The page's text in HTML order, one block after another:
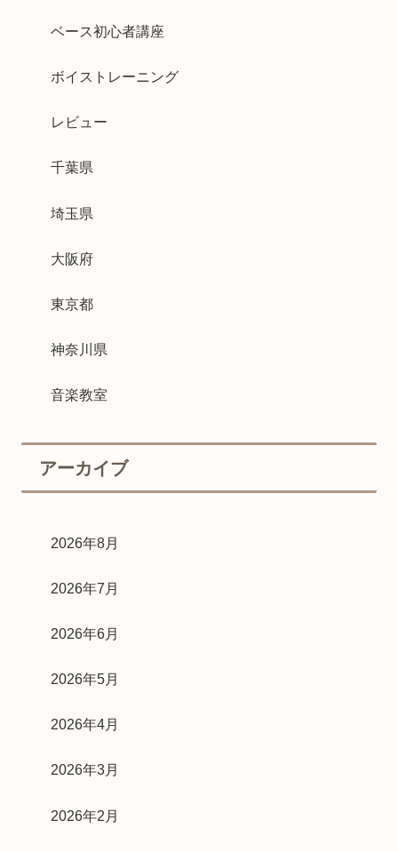
ベース初心者講座
ボイストレーニング
レビュー
千葉県
埼玉県
大阪府
東京都
神奈川県
音楽教室
アーカイブ
2026年8月
2026年7月
2026年6月
2026年5月
2026年4月
2026年3月
2026年2月